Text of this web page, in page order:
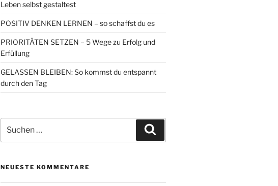
Leben selbst gestaltest
POSITIV DENKEN LERNEN – so schaffst du es
PRIORITÄTEN SETZEN – 5 Wege zu Erfolg und
Erfüllung
GELASSEN BLEIBEN: So kommst du entspannt
durch den Tag
nach:
NEUESTE KOMMENTARE